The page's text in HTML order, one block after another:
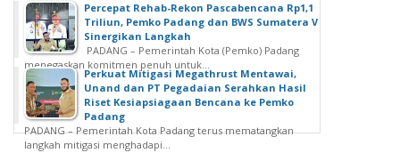
Percepat Rehab-Rekon Pascabencana Rp1,1
Triliun, Pemko Padang dan BWS Sumatera V
Sinergikan Langkah
PADANG – Pemerintah Kota (Pemko) Padang
menegaskan komitmen penuh untuk...
Perkuat Mitigasi Megathrust Mentawai,
Unand dan PT Pegadaian Serahkan Hasil
Riset Kesiapsiagaan Bencana ke Pemko
Padang
PADANG – Pemerintah Kota Padang terus mematangkan
langkah mitigasi menghadapi...